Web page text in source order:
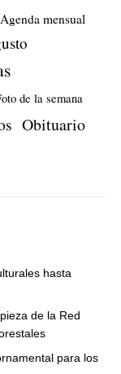
Agenda mensual
de la semana
Obituario
hasta
de la Red
para los